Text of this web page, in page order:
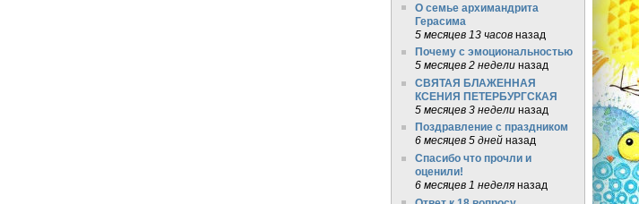
О семье архимандрита
Герасима
5 месяцев 13 часовназад
Почему с эмоциональностью
5 месяцев 2 неделиназад
СВЯТАЯ БЛАЖЕННАЯ
КСЕНИЯ ПЕТЕРБУРГСКАЯ
5 месяцев 3 неделиназад
Поздравление с праздником
6 месяцев 5 днейназад
Спасибо что прочли и
оценили!
6 месяцев 1 неделяназад